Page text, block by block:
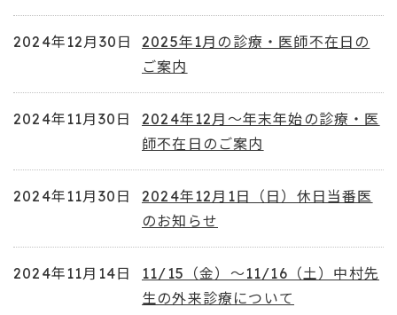
2025年1月の診療・医師不在日の
ご案内
2024年12月30日
2024年12月～年末年始の診療・医
師不在日のご案内
2024年11月30日
2024年12月1日（日）休日当番医
のお知らせ
2024年11月30日
11/15（金）～11/16（土）中村先
生の外来診療について
2024年11月14日